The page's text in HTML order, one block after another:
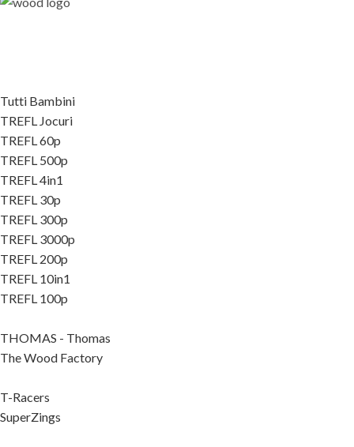
Tutti Bambini
TREFL Jocuri
TREFL 60p
TREFL 500p
TREFL 4in1
TREFL 30p
TREFL 300p
TREFL 3000p
TREFL 200p
TREFL 10in1
TREFL 100p
THOMAS - Thomas
The Wood Factory
T-Racers
SuperZings